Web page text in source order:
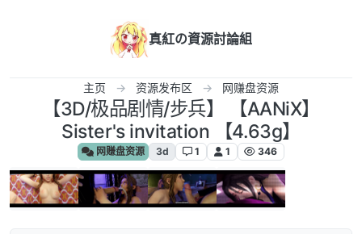
真紅の資源討論組
主页 资源发布区 网赚盘资源
【3D/极品剧情/步兵】 【AANiX】
Sister's invitation 【4.63g】
网赚盘资源 3d 1 1 346